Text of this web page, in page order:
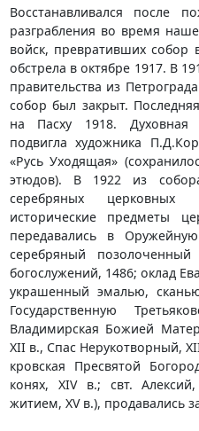
Восстанавливался после
разграбления во время
войск, превративших
обстрела в октябре 1917. В
правительства из
собор был закрыт.
на Пасху 1918. Духовная
подвигла художника
«Русь Уходящая»
этюдов). В 1922 из
серебряных
исторические предметы
передавались в
серебряный
богослужений, 1486; оклад
украшенный эмалью,
Государственную
Владимирская Божией
XII в., Спас Нерукотворный,
кровская Пресвятой
конях, XIV в.; свт.
житием, XV в.), продавались